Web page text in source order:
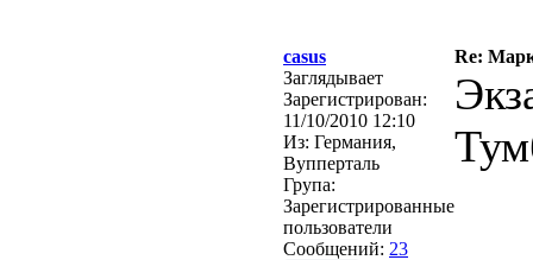
casus
Re:
Заглядывает
Зарегистрирован:
11/10/2010 12:10
Из: Германия,
Вупперталь
Група:
Зарегистрированные
пользователи
Сообщений: 23